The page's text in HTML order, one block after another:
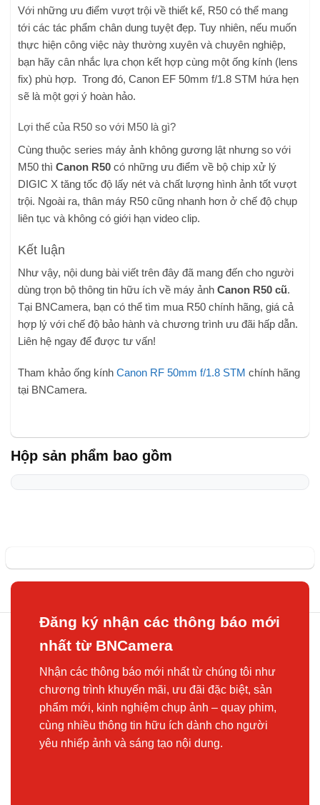
Với những ưu điểm vượt trội về thiết kế, R50 có thể mang
tới các tác phẩm chân dung tuyệt đẹp. Tuy nhiên, nếu muốn
thực hiện công việc này thường xuyên và chuyên nghiệp,
bạn hãy cân nhắc lựa chọn kết hợp cùng một ống kính (lens
fix) phù hợp. Trong đó, Canon EF 50mm f/1.8 STM hứa hẹn
sẽ là một gợi ý hoàn hảo.
Lợi thế của R50 so với M50 là gì?
Cùng thuộc series máy ảnh không gương lật nhưng so với
M50 thì Canon R50 có những ưu điểm về bộ chip xử lý
DIGIC X tăng tốc độ lấy nét và chất lượng hình ảnh tốt vượt
trội. Ngoài ra, thân máy R50 cũng nhanh hơn ở chế độ chụp
liên tục và không có giới hạn video clip.
Kết luận
Như vậy, nội dung bài viết trên đây đã mang đến cho người
dùng trọn bộ thông tin hữu ích về máy ảnh Canon R50 cũ.
Tại BNCamera, bạn có thể tìm mua R50 chính hãng, giá cả
hợp lý với chế độ bảo hành và chương trình ưu đãi hấp dẫn.
Liên hệ ngay để được tư vấn!
Tham khảo ống kính Canon RF 50mm f/1.8 STM chính hãng
tại BNCamera.
Hộp sản phẩm bao gồm
Đăng ký nhận các thông báo mới
nhất từ BNCamera
Nhận các thông báo mới nhất từ chúng tôi như
chương trình khuyến mãi, ưu đãi đặc biệt, sản
phẩm mới, kinh nghiệm chụp ảnh – quay phim,
cùng nhiều thông tin hữu ích dành cho người
yêu nhiếp ảnh và sáng tạo nội dung.